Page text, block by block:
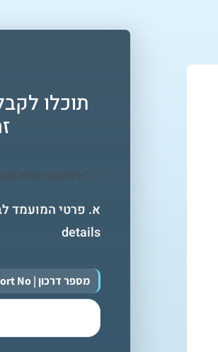
תוכלו
" " אינדוקטור שדות
details
מספר דרכון | Passport No.